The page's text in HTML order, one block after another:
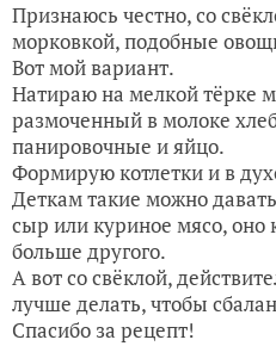
Признаюсь честно, со
морковкой, подобные
Вот мой вариант.
Натираю на мелкой тёрке
размоченный в молоке
панировочные и яйцо.
Формирую котлетки и в
Деткам такие можно
сыр или куриное мясо, оно
больше другого.
А вот со свёклой,
лучше делать, чтобы
Спасибо за рецепт!